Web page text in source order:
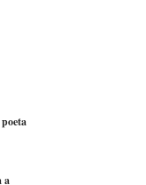
a